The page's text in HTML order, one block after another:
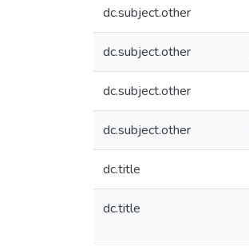
dc.subject.other
dc.subject.other
dc.subject.other
dc.subject.other
dc.title
dc.title